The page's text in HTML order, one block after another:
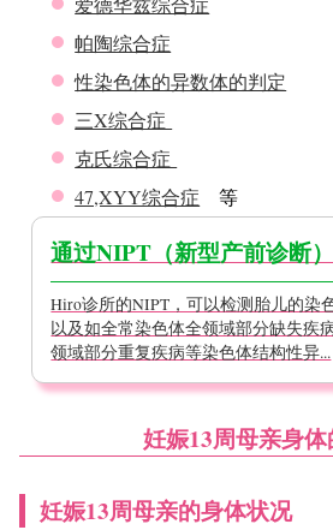
帕陶综合症
性染色体的异数体的判定
三X综合症
克氏综合症
47,XYY综合症 等
Hiro诊所的NIPT，可以检测胎儿的染
以及如全常染色体全领域部分缺失疾
领域部分重复疾病等染色体结构性异...
妊娠13周母亲身
妊娠13周母亲的身体状况